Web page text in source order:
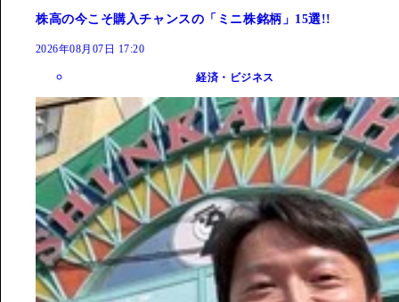
株高の今こそ購入チャンスの「ミニ株銘柄」15選!!
2026年08月07日 17:20
経済・ビジネス